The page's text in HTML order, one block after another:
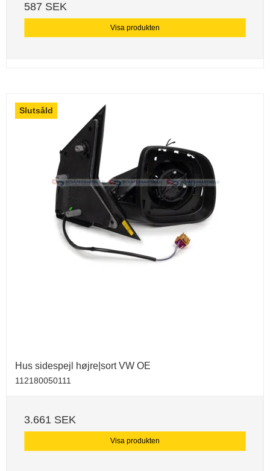
587 SEK
Visa produkten
Slutsåld
Hus sidespejl højre|sort VW OE
112180050111
3.661 SEK
Visa produkten